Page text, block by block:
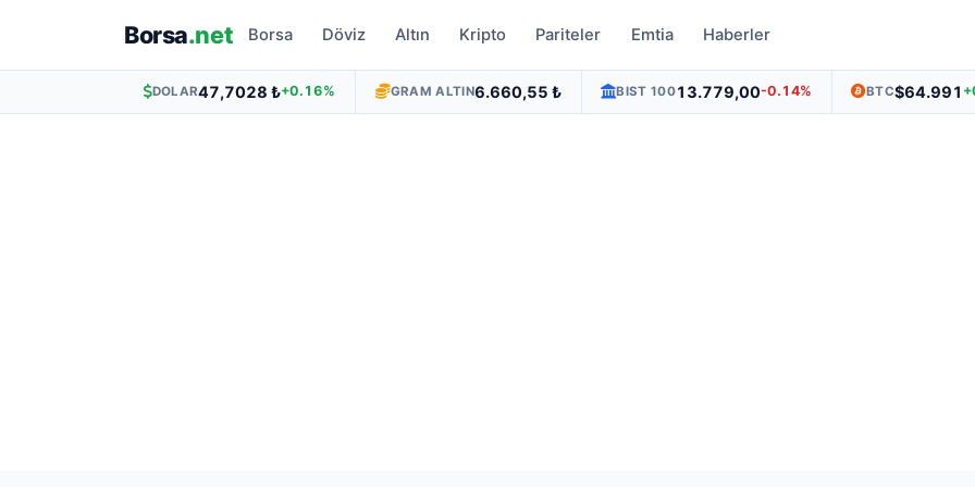
Borsa.net Borsa Döviz Altın Kripto Pariteler Emtia Haberler
DOLAR47,7028 ₺+0.16% GRAM ALTIN6.660,55 ₺ BIST 10013.779,00-0.14% BTC$64.991